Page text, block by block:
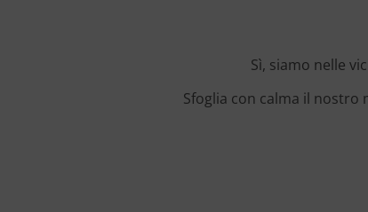
Sì, siamo nelle
Sfoglia con calma il